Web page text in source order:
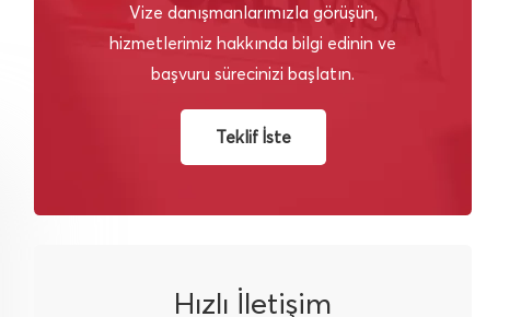
Vize danışmanlarımızla görüşün,
hizmetlerimiz hakkında bilgi edinin ve
başvuru sürecinizi başlatın.
Teklif İste
Hızlı İletişim